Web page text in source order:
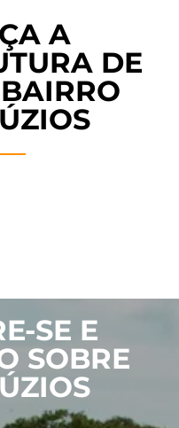
A
DE
SE E
SOBRE